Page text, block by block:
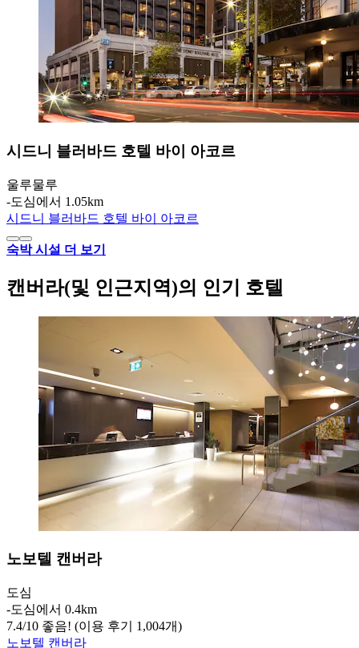
시드니 블러바드 호텔 바이 아코르
울루물루
‐도심에서 1.05km
시드니 블러바드 호텔 바이 아코르
숙박 시설 더 보기
캔버라(및 인근지역)의 인기 호텔
노보텔 캔버라
도심
‐도심에서 0.4km
7.4/10 좋음! (이용 후기 1,004개)
노보텔 캔버라